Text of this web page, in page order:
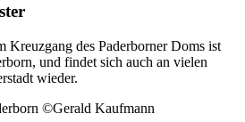
Kreuzgang des Paderborner Doms ist
und findet sich auch an vielen
wieder.